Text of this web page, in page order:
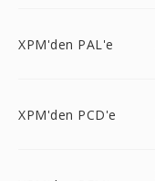
XPM'den PAL'e
XPM'den PCD'e